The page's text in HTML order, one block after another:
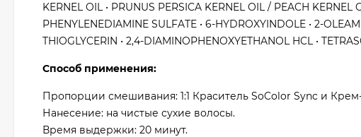
KERNEL OIL • PRUNUS PERSICA KERNEL OIL / PEACH
PHENYLENEDIAMINE SULFATE • 6-HYDROXYINDOLE • 2-
THIOGLYCERIN • 2,4-DIAMINOPHENOXYETHANOL HCL •
Способ применения:
Пропорции смешивания: 1:1 Краситель SoColor Sync и
Нанесение: на чистые сухие волосы.
Время выдержки: 20 минут.